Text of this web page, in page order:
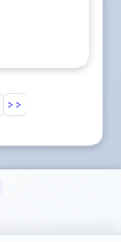
>>